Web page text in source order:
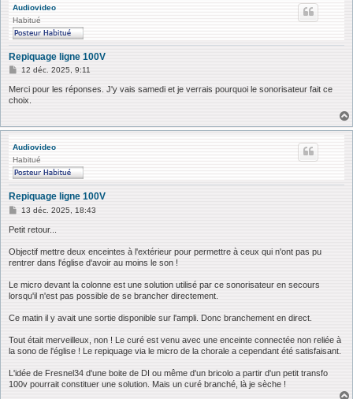
Audiovideo
Habitué
Repiquage ligne 100V
M
s
s
e
12 déc. 2025, 9:11
Merci pour les réponses. J'y vais samedi et je verrais pourquoi le sonorisateur fait ce
choix.
Audiovideo
Habitué
Repiquage ligne 100V
M
s
a
g
e
13 déc. 2025, 18:43
Petit retour...
Objectif mettre deux enceintes à l'extérieur pour permettre à ceux qui n'ont pas pu
rentrer dans l'église d'avoir au moins le son !
Le micro devant la colonne est une solution utilisé par ce sonorisateur en secours
lorsqu'il n'est pas possible de se brancher directement.
Ce matin il y avait une sortie disponible sur l'ampli. Donc branchement en direct.
Tout était merveilleux, non ! Le curé est venu avec une enceinte connectée non reliée à
la sono de l'église ! Le repiquage via le micro de la chorale a cependant été satisfaisant.
L'idée de Fresnel34 d'une boite de DI ou même d'un bricolo a partir d'un petit transfo
100v pourrait constituer une solution. Mais un curé branché, là je sèche !